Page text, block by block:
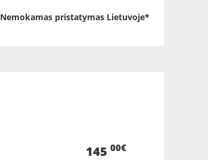
Nemokamas pristatymas Lietuvoje*
145 00€